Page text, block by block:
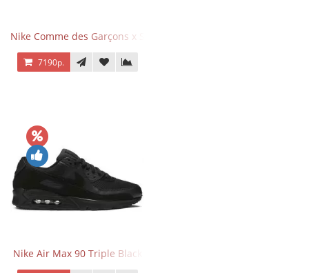
Nike Comme des Garçons x Supreme x Air Force 1 Low Eyes
7190р.
Nike Air Max 90 Triple Black